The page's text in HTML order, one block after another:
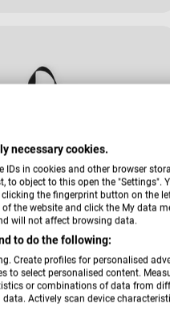
necessary cookies.
in cookies and other browser
object to this open the "Settings".
the fingerprint button on the
the website and click the My data
will not affect browsing data.
to do the following:
Create profiles for personalised
to select personalised content.
or combinations of data from
Actively scan device
black, 4l Toiletbag XL